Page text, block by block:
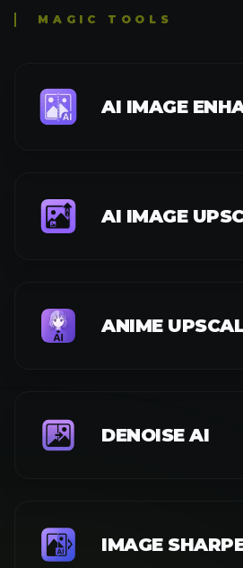
MAGIC TOOLS
AI IMAGE
AI IMAGE
ANIME
DENOISE AI
IMAGE